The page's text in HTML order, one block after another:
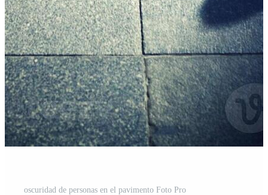
oscuridad de personas en el pavimento Foto Pro